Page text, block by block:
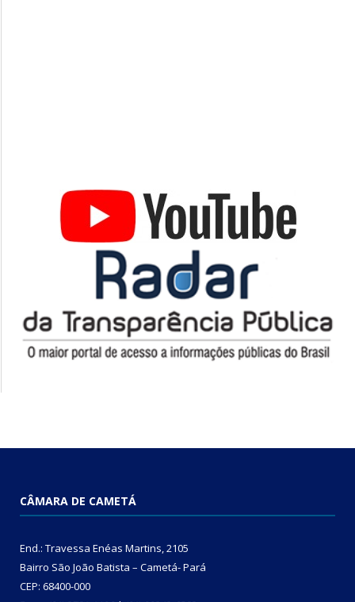
CÂMARA DE CAMETÁ
End.: Travessa Enéas Martins, 2105
Bairro São João Batista – Cametá- Pará
CEP: 68400-000